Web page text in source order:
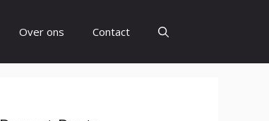
Over ons Contact